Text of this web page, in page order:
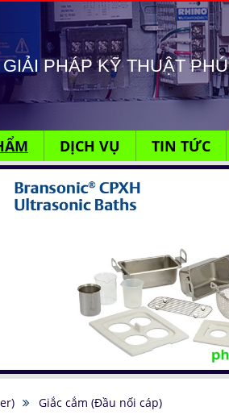
PHÁP KỸ THUẬT
DỊCH VỤ TIN TỨC
Giắc cắm (Đầu nối cáp)